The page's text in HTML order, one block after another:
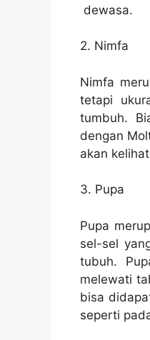
dewasa.
2. Nimfa
Nimfa
tetapi
tumbuh.
dengan
akan
3. Pupa
Pupa
sel-sel
tubuh.
melewati
bisa
seperti